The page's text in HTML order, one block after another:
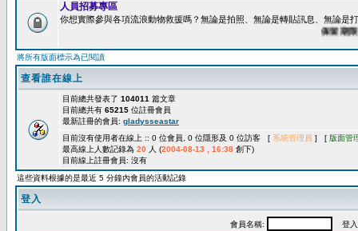
人員招募專區
你想實際參與各項流浪動物救援嗎？無論是拍照、無論是轉貼訊息、無論是
保留期限：
將所有版面標示為已閱讀
查看誰在線上
目前總共發表了 104011 篇文章
目前總共有 65215 位註冊會員
最新註冊的會員: gladysseastar
目前沒有使用者在線上 :: 0 位會員, 0 位隱形及 0 位訪客 [ 系統管理員 ] [ 版面管
最高線上人數記錄為 20 人 (2004-08-13 , 16:38 創下)
目前線上註冊會員: 沒有
這些資料根據的是最近 5 分鐘內會員的活動記錄
登入
會員名稱: 登入